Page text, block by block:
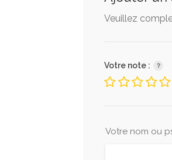
Veuillez
Votre note :
Votre nom ou